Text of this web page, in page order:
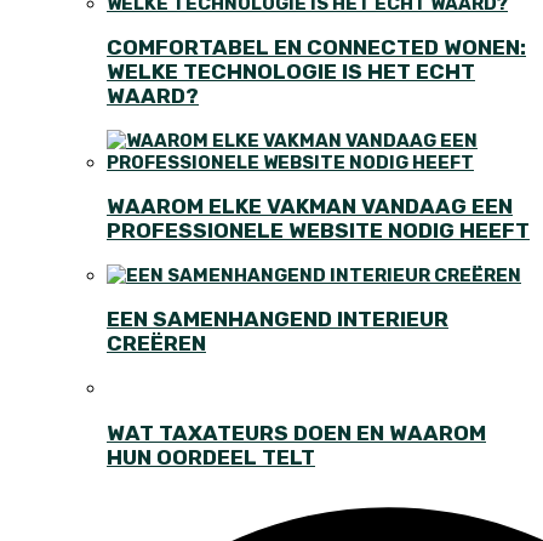
COMFORTABEL EN CONNECTED WONEN:
WELKE TECHNOLOGIE IS HET ECHT
WAARD?
WAAROM ELKE VAKMAN VANDAAG EEN
PROFESSIONELE WEBSITE NODIG HEEFT
EEN SAMENHANGEND INTERIEUR
CREËREN
WAT TAXATEURS DOEN EN WAAROM
HUN OORDEEL TELT